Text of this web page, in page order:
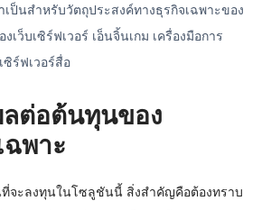
ป็นสำหรับวัตถุประสงค์ทางธุรกิจเฉพาะของ
ว็บเซิร์ฟเวอร์ เอ็นจิ้นเกม เครื่องมือการ
ซิร์ฟเวอร์สื่อ
ลต่อต้นทุนของ
ฉพาะ
จะลงทุนในโซลูชันนี้ สิ่งสำคัญคือต้องทราบ